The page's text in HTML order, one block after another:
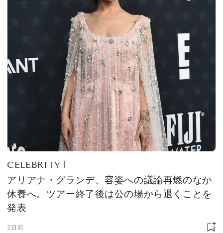
CELEBRITY
アリアナ・グランデ、容姿への議論再燃のなか
休養へ。ツアー終了後は公の場から退くことを
発表
2日前